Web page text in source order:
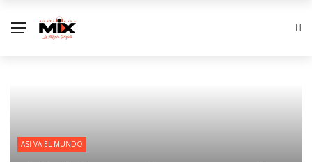
ASI VA EL MUNDO